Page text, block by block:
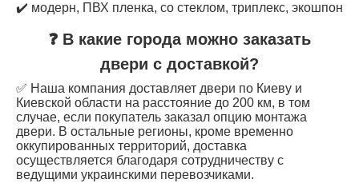
✔️ модерн, ПВХ пленка, со стеклом, триплекс, экошпон
❓ В какие города можно заказать
двери с доставкой?
✅ Наша компания доставляет двери по Киеву и
Киевской области на расстояние до 200 км, в том
случае, если покупатель заказал опцию монтажа
двери. В остальные регионы, кроме временно
оккупированных территорий, доставка
осуществляется благодаря сотрудничеству с
ведущими украинскими перевозчиками.